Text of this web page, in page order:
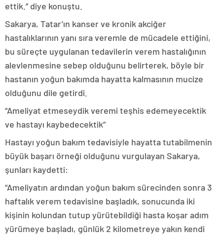
ettik.” diye konuştu.
Sakarya, Tatar’ın kanser ve kronik akciğer
hastalıklarının yanı sıra veremle de mücadele ettiğini,
bu süreçte uygulanan tedavilerin verem hastalığının
alevlenmesine sebep olduğunu belirterek, böyle bir
hastanın yoğun bakımda hayatta kalmasının mucize
olduğunu dile getirdi.
“Ameliyat etmeseydik veremi teşhis edemeyecektik
ve hastayı kaybedecektik”
Hastayı yoğun bakım tedavisiyle hayatta tutabilmenin
büyük başarı örneği olduğunu vurgulayan Sakarya,
şunları kaydetti:
“Ameliyatın ardından yoğun bakım sürecinden sonra 3
haftalık verem tedavisine başladık, sonucunda iki
kişinin kolundan tutup yürütebildiği hasta koşar adım
yürümeye başladı, günlük 2 kilometreye yakın kendi